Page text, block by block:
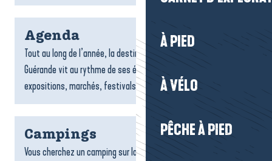
À PIED
À VÉLO
PÊCHE À PIED
Agenda
Tout au long de l’année, la destination La Baule-Presqu’île de
Guérande vit au rythme de ses événements : concerts,
expositions, marchés, festivals, animations sportives...
Campings
Vous cherchez un camping sur la destination La Baule-Presqu’île